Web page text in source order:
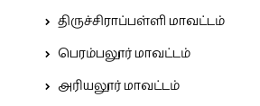
திருச்சிராப்பள்ளி மாவட்டம்
பெரம்பலூர் மாவட்டம்
அரியலூர் மாவட்டம்